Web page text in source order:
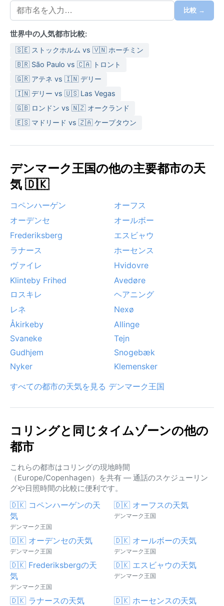
宝する。冬は気温が0度前後まで下がり、曇り空と風が
続く。降雪はあるが、積もることはまれで、氷点下が
長く続くことも少ない。年間を通じて降水は均等に分
と雨具が必須となる。特に風が強い日が多いので、防
風性のあるアウターがあると安心だ。
気候面で最も快適なのは、日照時間が長くなる5月から
9月。特に6月から8月は晴天が続くこともあり、野外
での散策に最適である。一方、秋から冬にかけては北
海から低気圧が次々と訪れ、風雨が強まる日が増え
岸部で発生する濃霧がある。これは局地的な視界不良
せない。ハリケーンやモンスーンのような極端な気象
はなく、年間を通じて落ち着いた気候が特徴。コリン
グの旅には、どんな季節でも少しだけ多めの準備をし
て臨むのが賢明だ。
比較 →
世界中の人気都市比較:
🇸🇪 ストックホルム vs 🇻🇳 ホーチミン
🇧🇷 São Paulo vs 🇨🇦 トロント
🇬🇷 アテネ vs 🇮🇳 デリー
🇮🇳 デリー vs 🇺🇸 Las Vegas
🇬🇧 ロンドン vs 🇳🇿 オークランド
🇪🇸 マドリード vs 🇿🇦 ケープタウン
デンマーク王国の他の主要都市の天
気 🇩🇰
コペンハーゲン
オーフス
オーデンセ
オールボー
Frederiksberg
エスビャウ
ラナース
ホーセンス
ヴァイレ
Hvidovre
Klinteby Frihed
Avedøre
ロスキレ
ヘアニング
レネ
Nexø
Åkirkeby
Allinge
Svaneke
Tejn
Gudhjem
Snogebæk
Nyker
Klemensker
すべての都市の天気を見る デンマーク王国
コリングと同じタイムゾーンの他の
都市
これらの都市はコリングの現地時間
（Europe/Copenhagen）を共有 — 通話のスケジューリン
グや日照時間の比較に便利です。
🇩🇰 コペンハーゲンの天
気
デンマーク王国
🇩🇰 オーフスの天気
デンマーク王国
🇩🇰 オーデンセの天気
デンマーク王国
🇩🇰 オールボーの天気
デンマーク王国
🇩🇰 Frederiksbergの天
気
デンマーク王国
🇩🇰 エスビャウの天気
デンマーク王国
🇩🇰 ラナースの天気 🇩🇰 ホーセンスの天気